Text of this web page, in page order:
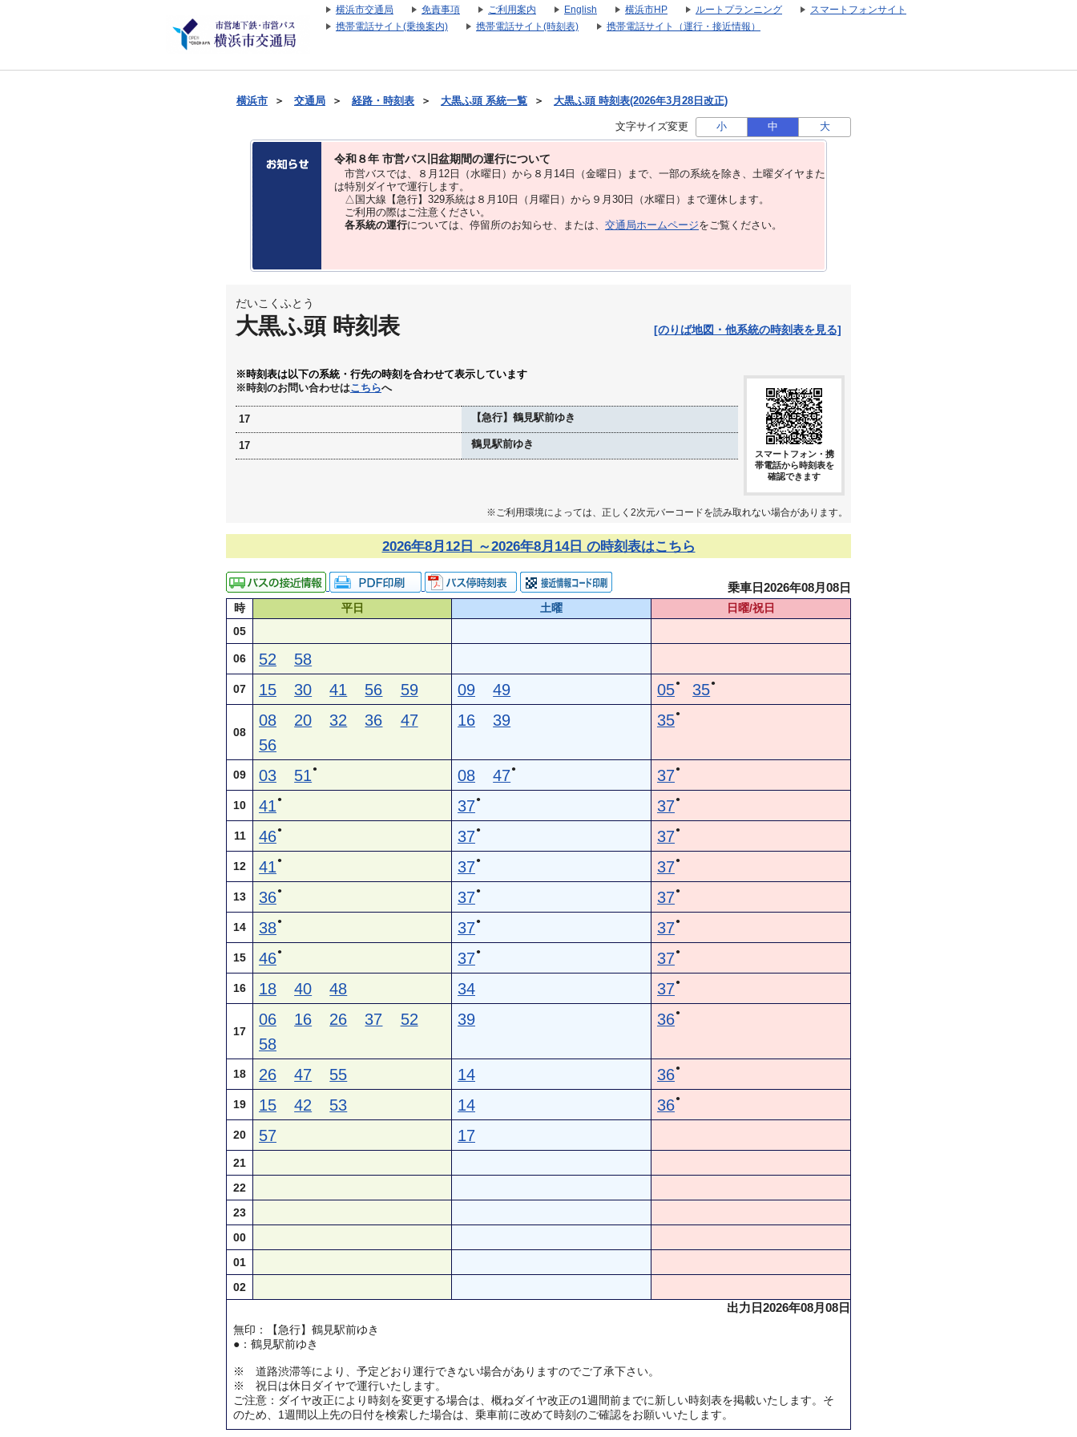
横浜市交通局 免責事項 ご利用案内 English 横浜市HP ルートプランニング
スマートフォンサイト
携帯電話サイト(乗換案内)
携帯電話サイト(時刻表) 携帯電話サイト（運行・接近情報）
横浜市 ＞ 交通局 ＞ 経路・時刻表 ＞ 大黒ふ頭 系統一覧 ＞ 大黒ふ頭 時刻表(2026年3月28日改正)
文字サイズ変更 小 中 大
令和８年 市営バス旧盆期間の運行について
市営バスでは、８⽉12⽇（水曜日）から８⽉14⽇（金曜日）まで、⼀部の系統を除き、⼟曜ダイヤまた
は特別ダイヤで運⾏します。
△国大線【急行】329系統は８月10日（月曜日）から９月30日（水曜日）まで運休します。
ご利用の際はご注意ください。
各系統の運行については、停留所のお知らせ、または、 交通局ホームページをご覧ください。
だいこくふとう
大黒ふ頭 時刻表 [のりば地図・他系統の時刻表を見る]
※時刻表は以下の系統・行先の時刻を合わせて表示しています
※時刻のお問い合わせはこちらへ
17 【急行】鶴見駅前ゆき
17 鶴見駅前ゆき
スマートフォン・携
帯電話から時刻表を
確認できます
※ご利用環境によっては、正しく2次元バーコードを読み取れない場合があります。
2026年8月12日 ～2026年8月14日 の時刻表はこちら
乗車日2026年08月08日
時 平日 土曜
日曜/祝日
05
06 52 58
07 15 30 41 56 59 09 49 05● 35●
08
08 20 32 36
47
56
16 39 35●
09 03 51 ● 08 47● 37●
10 41 ● 37● 37●
11 46● 37● 37●
12 41 ● 37● 37●
13 36● 37● 37●
14 38● 37● 37●
15 46● 37● 37●
16 18 40 48 34 37●
17
06 16 26 37
52
58
39 36●
18 26 47 55 14 36●
19 15 42 53 14 36●
20 57 17
21
22
23
00
01
02
出力日2026年08月08日
無印：【急行】鶴見駅前ゆき
●：鶴見駅前ゆき
※ 道路渋滞等により、予定どおり運行できない場合がありますのでご了承下さい。
※ 祝日は休日ダイヤで運行いたします。
ご注意：ダイヤ改正により時刻を変更する場合は、概ねダイヤ改正の1週間前までに新しい時刻表を掲載いたします。そ
のため、1週間以上先の日付を検索した場合は、乗車前に改めて時刻のご確認をお願いいたします。